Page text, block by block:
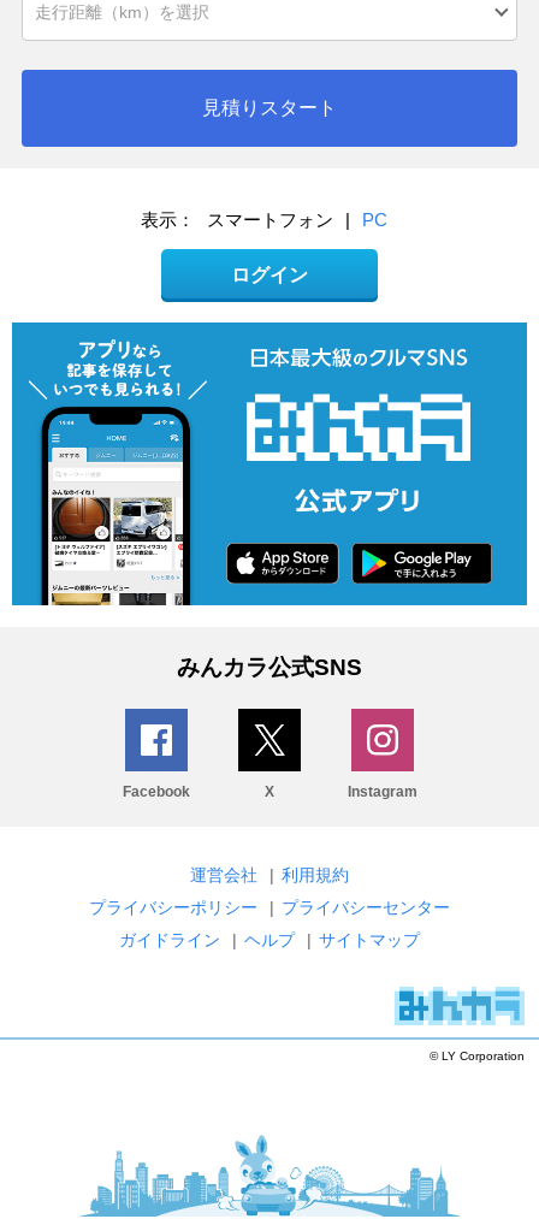
見積りスタート
表示： スマートフォン | PC
ログイン
みんカラ公式SNS
Facebook X Instagram
運営会社 | 利用規約
プライバシーポリシー
| プライバシーセンター
ガイドライン
| ヘルプ | サイトマップ
© LY Corporation